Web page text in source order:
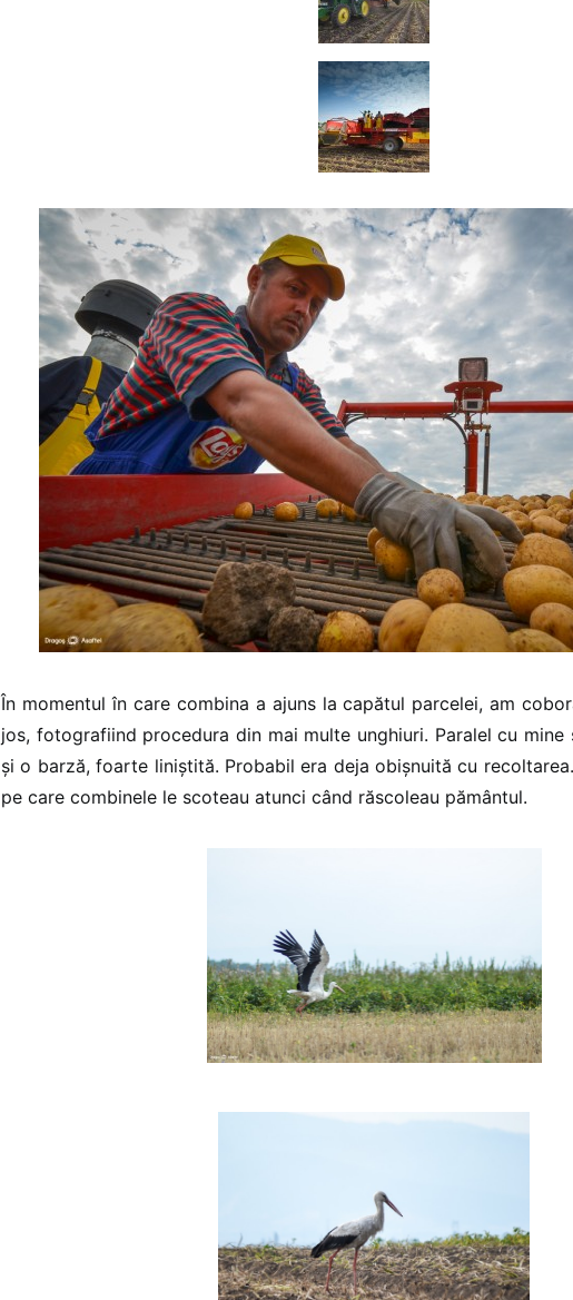
În momentul în care combina a ajuns la capătul parcelei, am
jos, fotografiind procedura din mai multe unghiuri. Paralel cu mine
și o barză, foarte liniștită. Probabil era deja obișnuită cu
pe care combinele le scoteau atunci când răscoleau pământul.